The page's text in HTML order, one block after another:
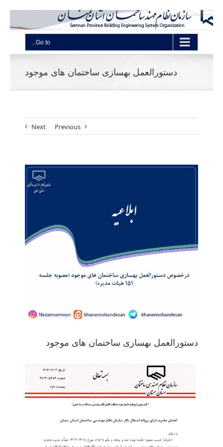
Go to...
دستورالعمل بهسازی ساختمان های موجود
Previous
Next
View
دستورالعمل بهسازی ساختمان های موجود